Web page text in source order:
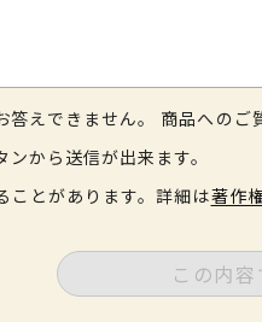
えできません。 商品へのご
から送信が出来ます。
とがあります。詳細は著作
この内